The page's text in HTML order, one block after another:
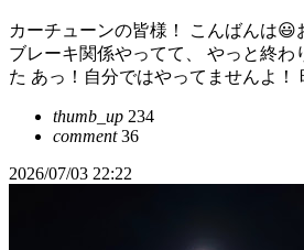
カーチューンの皆様！ こんばんは😃
ブレーキ関係やってて、 やっと終
た あっ！自分ではやってませんよ！
thumb_up 234
comment36
2026/07/03 22:22